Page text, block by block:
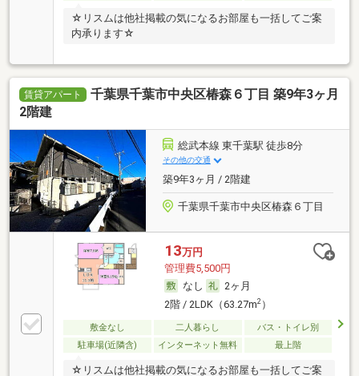
☆リスムは他社掲載の気になるお部屋も一括してご案
内承ります☆
賃貸アパート
千葉県千葉市中央区椿森６丁目 築9年3ヶ月
2階建
総武本線 東千葉駅 徒歩8分
その他の交通
築9年3ヶ月 / 2階建
千葉県千葉市中央区椿森６丁目
13万円
管理費5,500円
なし
2ヶ月
2階 / 2LDK（63.27m2）
敷金なし 二人暮らし
バス・トイレ別
駐車場(近隣含)
インターネット無料 最上階
☆リスムは他社掲載の気になるお部屋も一括してご案